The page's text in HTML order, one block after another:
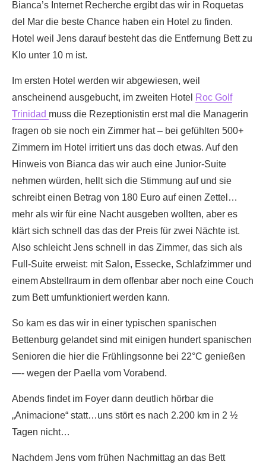
Bianca’s Internet Recherche ergibt das wir in Roquetas
del Mar die beste Chance haben ein Hotel zu finden.
Hotel weil Jens darauf besteht das die Entfernung Bett zu
Klo unter 10 m ist.
Im ersten Hotel werden wir abgewiesen, weil
anscheinend ausgebucht, im zweiten Hotel Roc Golf
Trinidad muss die Rezeptionistin erst mal die Managerin
fragen ob sie noch ein Zimmer hat – bei gefühlten 500+
Zimmern im Hotel irritiert uns das doch etwas. Auf den
Hinweis von Bianca das wir auch eine Junior-Suite
nehmen würden, hellt sich die Stimmung auf und sie
schreibt einen Betrag von 180 Euro auf einen Zettel…
mehr als wir für eine Nacht ausgeben wollten, aber es
klärt sich schnell das das der Preis für zwei Nächte ist.
Also schleicht Jens schnell in das Zimmer, das sich als
Full-Suite erweist: mit Salon, Essecke, Schlafzimmer und
einem Abstellraum in dem offenbar aber noch eine Couch
zum Bett umfunktioniert werden kann.
So kam es das wir in einer typischen spanischen
Bettenburg gelandet sind mit einigen hundert spanischen
Senioren die hier die Frühlingsonne bei 22°C genießen
—- wegen der Paella vom Vorabend.
Abends findet im Foyer dann deutlich hörbar die
„Animacione“ statt…uns stört es nach 2.200 km in 2 ½
Tagen nicht…
Nachdem Jens vom frühen Nachmittag an das Bett